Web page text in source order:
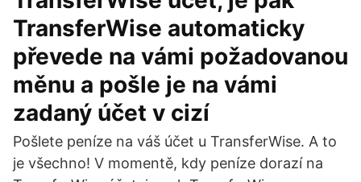
TransferWise automaticky
převede na vámi požadovanou
měnu a pošle je na vámi
zadaný účet v cizí
Pošlete peníze na váš účet u TransferWise. A to
je všechno! V momentě, kdy peníze dorazí na